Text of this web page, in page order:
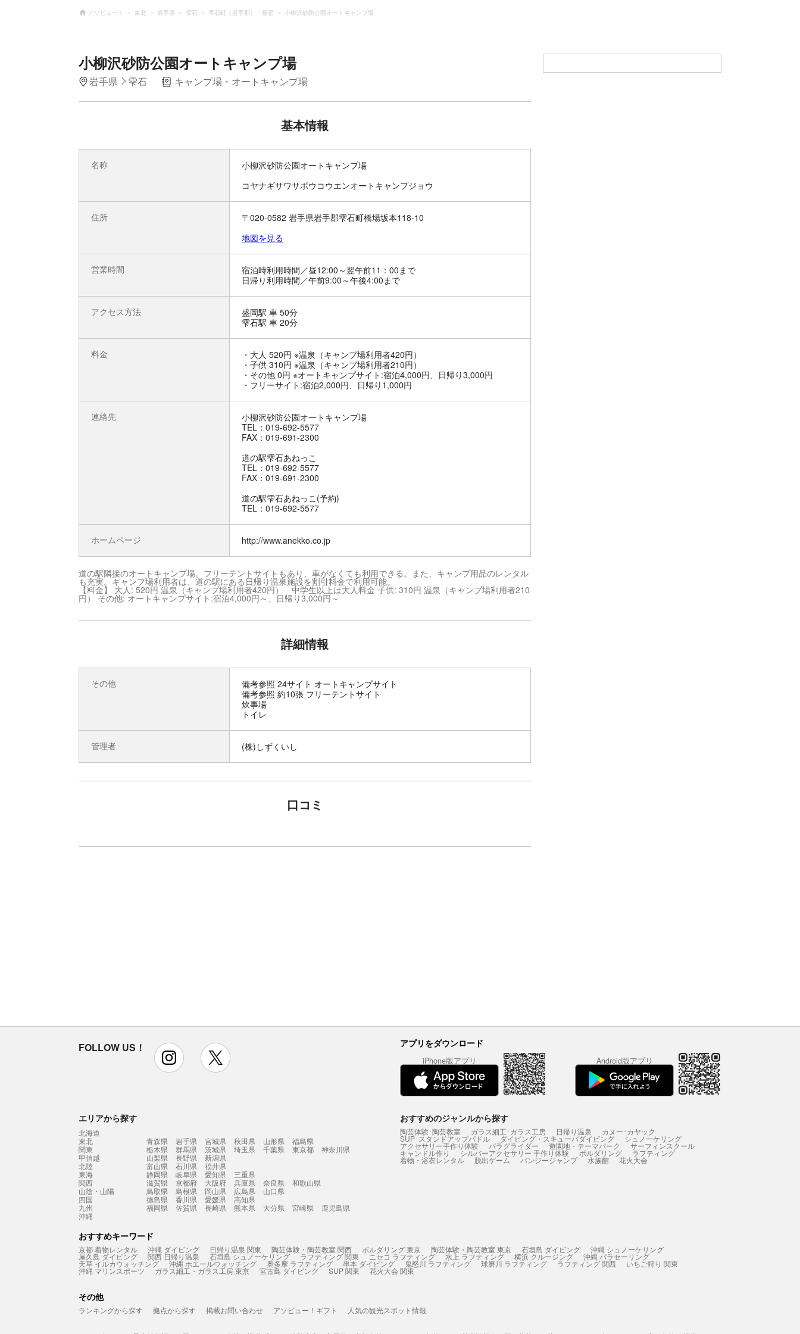
アソビュー！ 東北 岩手県 雫石 雫石町（岩手郡）・鶯宿 小柳沢砂防公園オートキャンプ場
小柳沢砂防公園オートキャンプ場
岩手県 雫石 キャンプ場・オートキャンプ場
基本情報
名称
小柳沢砂防公園オートキャンプ場
コヤナギサワサボウコウエンオートキャンプジョウ
住所
〒020-0582 岩手県岩手郡雫石町橋場坂本118-10
地図を見る
営業時間
宿泊時利用時間／昼12:00～翌午前11：00まで
日帰り利用時間／午前9:00～午後4:00まで
アクセス方法
盛岡駅 車 50分
雫石駅 車 20分
料金
・大人 520円 ※温泉（キャンプ場利用者420円）
・子供 310円 ※温泉（キャンプ場利用者210円）
・その他 0円 ※オートキャンプサイト:宿泊4,000円、日帰り3,000円
・フリーサイト:宿泊2,000円、日帰り1,000円
連絡先
小柳沢砂防公園オートキャンプ場
TEL：019-692-5577
FAX：019-691-2300
道の駅雫石あねっこ
TEL：019-692-5577
FAX：019-691-2300
道の駅雫石あねっこ(予約)
TEL：019-692-5577
ホームページ http://www.anekko.co.jp
道の駅隣接のオートキャンプ場。フリーテントサイトもあり、車がなくても利用できる。また、キャンプ用品のレンタル
も充実。キャンプ場利用者は、道の駅にある日帰り温泉施設を割引料金で利用可能。
【料金】 大人: 520円 温泉（キャンプ場利用者420円） 中学生以上は大人料金 子供: 310円 温泉（キャンプ場利用者210
円） その他: オートキャンプサイト:宿泊4,000円～、日帰り3,000円～
詳細情報
その他
備考参照 24サイト オートキャンプサイト
備考参照 約10張 フリーテントサイト
炊事場
トイレ
管理者 (株)しずくいし
口コミ
FOLLOW US！ instagram アプリをダウンロード
iPhone版アプリ Android版アプリ
エリアから探す
北海道
東北
青森県 岩手県 宮城県 秋田県 山形県
福島県
関東
栃木県 群馬県 茨城県 埼玉県 千葉県 東京都
神奈川県
甲信越
山梨県 長野県
新潟県
北陸
富山県 石川県
福井県
東海
静岡県 岐阜県 愛知県
三重県
関西
滋賀県 京都府 大阪府 兵庫県 奈良県
和歌山県
山陰・山陽
鳥取県 島根県 岡山県 広島県
山口県
四国
徳島県 香川県 愛媛県
高知県
九州
福岡県 佐賀県 長崎県 熊本県 大分県 宮崎県
鹿児島県
沖縄
おすすめのジャンルから探す
陶芸体験･陶芸教室 ガラス細工･ガラス工房 日帰り温泉 カヌー･カヤック
SUP･スタンドアップパドル ダイビング・スキューバダイビング シュノーケリング
アクセサリー手作り体験 パラグライダー 遊園地・テーマパーク サーフィンスクール
キャンドル作り シルバーアクセサリー 手作り体験 ボルダリング ラフティング
着物・浴衣レンタル 脱出ゲーム バンジージャンプ 水族館 花火大会
おすすめキーワード
京都 着物レンタル 沖縄 ダイビング 日帰り温泉 関東 陶芸体験・陶芸教室 関西 ボルダリング 東京 陶芸体験・陶芸教室 東京 石垣島 ダイビング 沖縄 シュノーケリング
屋久島 ダイビング 関西 日帰り温泉 石垣島 シュノーケリング ラフティング 関東 ニセコ ラフティング 水上 ラフティング 横浜 クルージング 沖縄 パラセーリング
天草 イルカウォッチング 沖縄 ホエールウォッチング 奥多摩 ラフティング 串本 ダイビング 鬼怒川 ラフティング 球磨川 ラフティング ラフティング 関西 いちご狩り 関東
沖縄 マリンスポーツ ガラス細工・ガラス工房 東京 宮古島 ダイビング SUP 関東 花火大会 関東
その他
ランキングから探す 拠点から探す 掲載お問い合わせ アソビュー！ギフト 人気の観光スポット情報